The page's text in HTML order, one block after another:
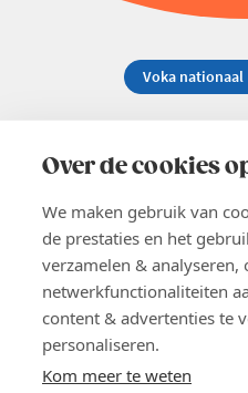
Over de cookies
We maken gebruik van
de prestaties en het
verzamelen & analyseren,
netwerkfunctionaliteiten
content & advertenties te
personaliseren.
Kom meer te weten
02 229 81 11